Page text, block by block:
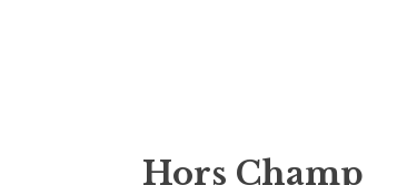
au
Hors Champ